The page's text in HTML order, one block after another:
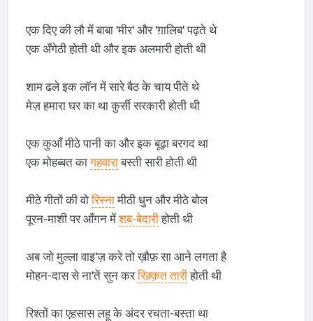
एक दिए की लौ में बाबा 'मीर' और 'ग़ालिब' पढ़ते थे
एक अँगेठी होती थी और इक अलमारी होती थी
शाम ढले इक लॉन में सारे बैठ के चाय पीते थे
मेज़ हमारा घर का था कुर्सी सरकारी होती थी
एक कुआँ मीठे पानी का और इक बूढ़ा बरगद था
एक मोहब्बत कागहवाराबस्ती सारी होती थी
मीठे गीतों की वोरिस्नामीठी धुन और मीठे बोल
पूरन-माशी पर आँगन मेंशब-बेदारीहोती थी
अब जो मुल्ला वाइ'ज़ करे तो ख़ौफ़ सा आने लगता है
मोहन-दास से ना'तें सुन कररिक़्क़त तारीहोती थी
रिश्तों का एहसास लहू के अंदर रचता-बस्ता था